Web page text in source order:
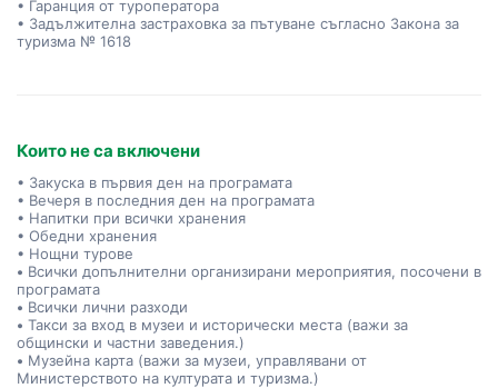
• Гаранция от туроператора
• Задължителна застраховка за пътуване съгласно Закона за
туризма № 1618
Които не са включени
• Закуска в първия ден на програмата
• Вечеря в последния ден на програмата
• Напитки при всички хранения
• Обедни хранения
• Нощни турове
• Всички допълнителни организирани мероприятия, посочени в
програмата
• Всички лични разходи
• Такси за вход в музеи и исторически места (важи за
общински и частни заведения.)
• Музейна карта (важи за музеи, управлявани от
Министерството на културата и туризма.)